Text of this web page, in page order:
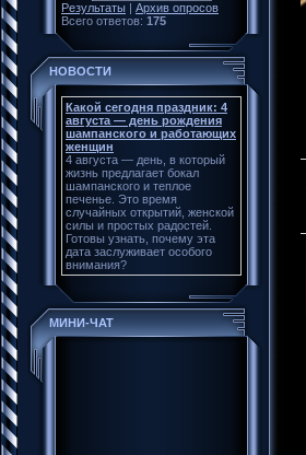
Результаты | Архив опросов
Всего ответов: 175
НОВОСТИ
Какой сегодня праздник: 4
августа — день рождения
шампанского и работающих
женщин
4 августа — день, в который
жизнь предлагает бокал
шампанского и теплое
печенье. Это время
случайных открытий, женской
силы и простых радостей.
Готовы узнать, почему эта
дата заслуживает особого
внимания?
МИНИ-ЧАТ